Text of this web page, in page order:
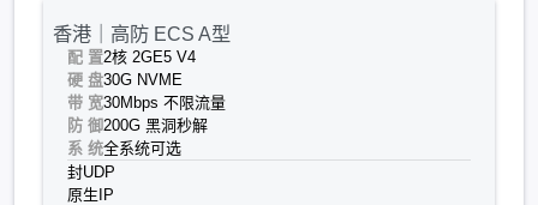
香港｜高防 ECS A型
配 置2核 2GE5 V4
硬 盘30G NVME
带 宽30Mbps 不限流量
防 御200G 黑洞秒解
系 统全系统可选
封UDP
原生IP